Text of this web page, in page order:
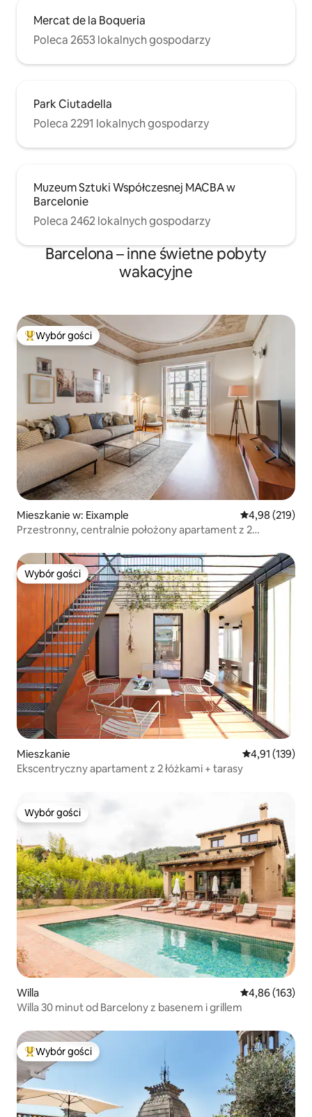
Mercat de la Boqueria
Poleca 2653 lokalnych gospodarzy
Park Ciutadella
Poleca 2291 lokalnych gospodarzy
Muzeum Sztuki Współczesnej MACBA w
Barcelonie
Poleca 2462 lokalnych gospodarzy
Barcelona – inne świetne pobyty
wakacyjne
Najpopularniejsze z kategorii Wybór gości
Wybór gości
Mieszkanie w: Eixample Średnia
4,98 (219)
Przestronny, centralnie położony apartament z 2
Wybór gości
Wybór gości
Mieszkanie Średnia
4,91 (139)
Ekscentryczny apartament z 2 łóżkami + tarasy
Wybór gości
Wybór gości
Willa Średnia
4,86 (163)
Willa 30 minut od Barcelony z basenem i grillem
Najpopularniejsze z kategorii Wybór gości
Wybór gości